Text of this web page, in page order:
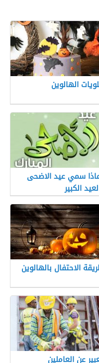
الهالوين
سمي عيد الاضحى
الكبير
الاحتفال بالهالوين
عن العاملين